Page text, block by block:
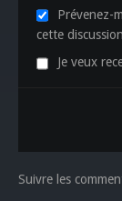
Prévenez-
cette
Je veux
Suivre les